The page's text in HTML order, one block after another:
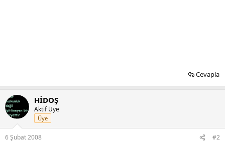
Cevapla
HİDOŞ
Aktif Üye
Üye
6 Şubat 2008 #2